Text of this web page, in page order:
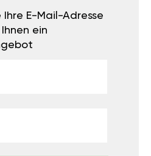
Ihre E-Mail-Adresse
ein